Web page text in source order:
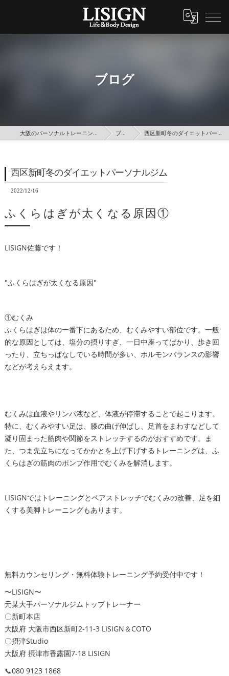
ブログ
大阪のパーソナルトレーニングはLISIGN ブログ 西区新町冬のダイエットパーソナルジム
西区新町冬のダイエットパーソナルジム
2022/12/16
ふくらはぎが太くなる原因①
LISIGN佐藤です！
"ふくらはぎが太くなる原因"
①むくみ
ふくらはぎは体の一番下にあるため、むくみやすい部位です。一般
的な原因としては、塩分の摂りすぎ、一日中座ってばかり、歩き回
ったり、立ちっぱなしでいる時間が多い、ホルモンバランスの影響
などが考えらえます。
むくみは血液やリンパ液など、体液が停滞することで起こります。
特に、むくみやすい足は、膝の曲げ伸ばし、足首をまわすなどして
凝り固まった筋肉や関節をストレッチするのがおすすめです。ま
た、つま先立ちになってかかとを上げ下げするトレーニングは、ふ
くらはぎの筋肉のポンプ作用でむくみを解消します。
LISIGNではトレーニングとペアストレッチでむくみの改善、足を細
くする美脚トレーニングもあります。
無料カウンセリング・無料体験トレーニング予約受付中です！
〜LISIGN〜
元某大手パーソナルジムトップトレーナー
〇新町本店
大阪府 大阪市西区新町2-11-3 LISIGN＆COTO
〇摂津Studio
大阪府 摂津市香露園7-18 LISIGN
📞080 9123 1868